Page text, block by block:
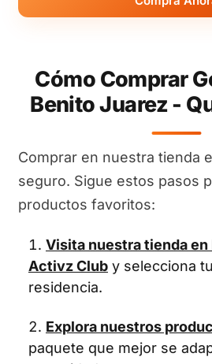
Cómo Comprar
Benito Juarez -
Comprar en nuestra tienda
seguro. Sigue estos pasos
productos favoritos:
Visita nuestra tienda en
Activz Club y selecciona
residencia.
Explora nuestros
paquete que mejor se